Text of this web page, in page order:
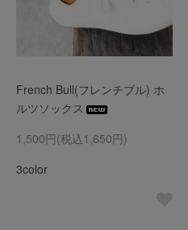
French Bull(フレンチブル) ホ
ルツソックス
1,500円(税込1,650円)
3color